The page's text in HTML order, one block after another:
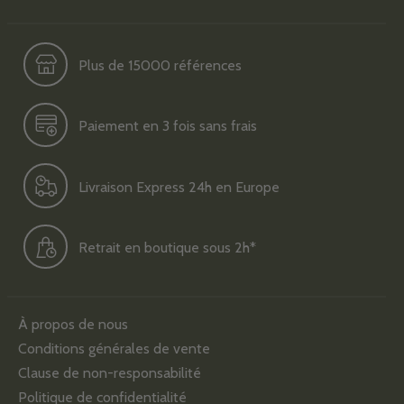
Plus de 15000 références
Paiement en 3 fois sans frais
Livraison Express 24h en Europe
Retrait en boutique sous 2h*
À propos de nous
Conditions générales de vente
Clause de non-responsabilité
Politique de confidentialité